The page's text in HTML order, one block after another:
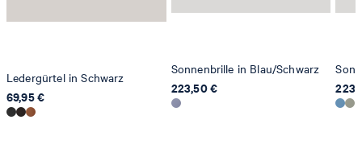
Ledergürtel in Schwarz
69,95 €
Sonnenbrille in Blau/Schwarz
223,50 €